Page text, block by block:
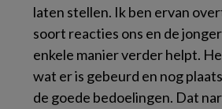
laten stellen. Ik ben ervan
soort reacties ons en de
enkele manier verder helpt.
wat er is gebeurd en nog
de goede bedoelingen. Dat